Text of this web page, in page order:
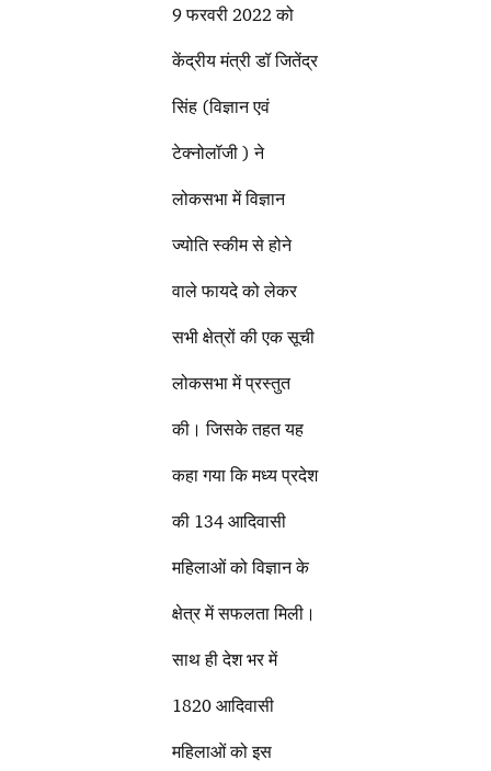
9 फरवरी 2022 को
केंद्रीय मंत्री डॉ जितेंद्र
सिंह (विज्ञान एवं
टेक्नोलॉजी ) ने
लोकसभा में विज्ञान
ज्योति स्कीम से होने
वाले फायदे को लेकर
सभी क्षेत्रों की एक सूची
लोकसभा में प्रस्तुत
की। जिसके तहत यह
कहा गया कि मध्य प्रदेश
की 134 आदिवासी
महिलाओं को विज्ञान के
क्षेत्र में सफलता मिली।
साथ ही देश भर में
1820 आदिवासी
महिलाओं को इस